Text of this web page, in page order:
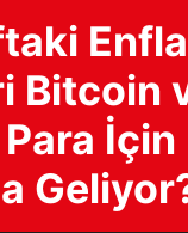
Bitcoin
İçin